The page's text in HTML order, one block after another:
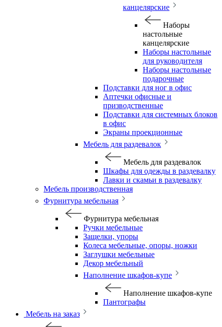
канцелярские
Наборы
настольные
канцелярские
Наборы настольные
для руководителя
Наборы настольные
подарочные
Подставки для ног в офис
Аптечки офисные и
призводственные
Подставки для системных блоков
в офис
Экраны проекционные
Мебель для раздевалок
Мебель для раздевалок
Шкафы для одежды в раздевалку
Лавки и скамьи в раздевалку
Мебель производственная
Фурнитура мебельная
Фурнитура мебельная
Ручки мебельные
Защелки, упоры
Колеса мебельные, опоры, ножки
Заглушки мебельные
Декор мебельный
Наполнение шкафов-купе
Наполнение шкафов-купе
Пантографы
Мебель на заказ